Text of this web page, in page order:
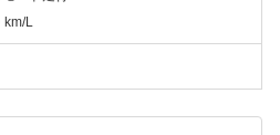
仕様車「GターボSSパッケー
登場したSSパッケージは、特
た特別仕様車だ。その内容を見
スライドドア、運転席&助手席
km/L